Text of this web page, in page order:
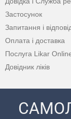
Застосунок
Запитання і
Оплата і доставка
Послуга Likar
Довідник ліків